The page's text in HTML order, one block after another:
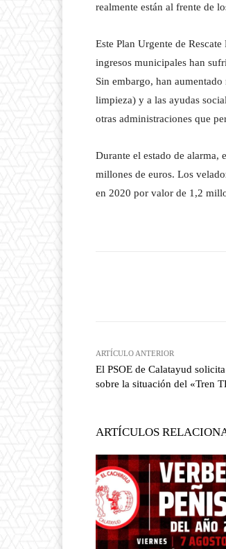
realmente están al frente de
Este Plan Urgente de
ingresos municipales han
Sin embargo, han
limpieza) y a las ayudas
otras administraciones que
Durante el estado de
millones de euros. Los
en 2020 por valor de 1,2
ARTÍCULO ANTERIOR
El PSOE de Calatayud
sobre la situación del «Tren
ARTÍCULOS